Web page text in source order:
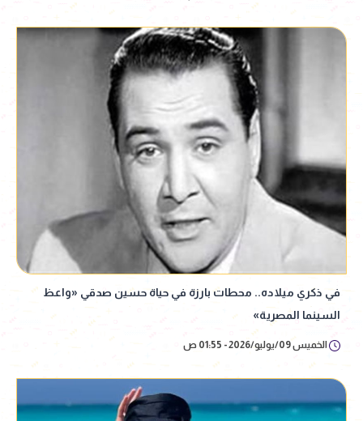
في ذكري ميلاده.. محطات بارزة في حياة حسين صدقي «واعظ
السينما المصرية»
الخميس 09/يوليو/2026 - 01:55 ص